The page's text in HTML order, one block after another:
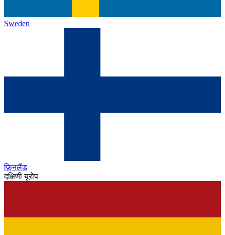
Sweden
फ़िनलैंड
दक्षिणी यूरोप